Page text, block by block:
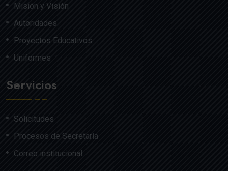
Misión y Visión
Autoridades
Proyectos Educativos
Uniformes
Servicios
Solicitudes
Procesos de Secretaría
Correo institucional